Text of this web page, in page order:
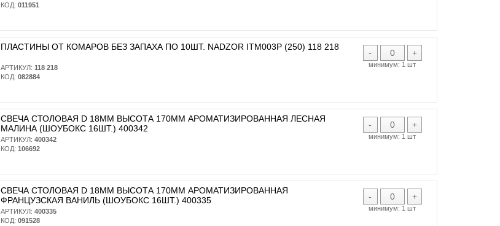
КОД: 011951
- +
минимум: 1 шт
ПЛАСТИНЫ ОТ КОМАРОВ БЕЗ ЗАПАХА ПО 10ШТ. NADZOR ITM003P (250) 118 218
АРТИКУЛ: 118 218
КОД: 082884
- +
минимум: 1 шт
СВЕЧА СТОЛОВАЯ D 18ММ ВЫСОТА 170ММ АРОМАТИЗИРОВАННАЯ ЛЕСНАЯ
МАЛИНА (ШОУБОКС 16ШТ.) 400342
АРТИКУЛ: 400342
КОД: 106692
- +
минимум: 1 шт
СВЕЧА СТОЛОВАЯ D 18ММ ВЫСОТА 170ММ АРОМАТИЗИРОВАННАЯ
ФРАНЦУЗСКАЯ ВАНИЛЬ (ШОУБОКС 16ШТ.) 400335
АРТИКУЛ: 400335
КОД: 091528